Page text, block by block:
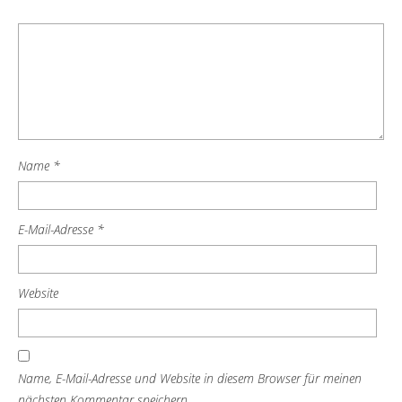
Name *
E-Mail-Adresse *
Website
Name, E-Mail-Adresse und Website in diesem Browser für meinen